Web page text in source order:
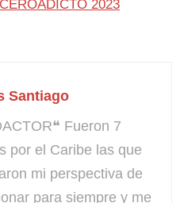
Santiago
Fueron 7
por el Caribe las que
mi perspectiva de
para siempre y me